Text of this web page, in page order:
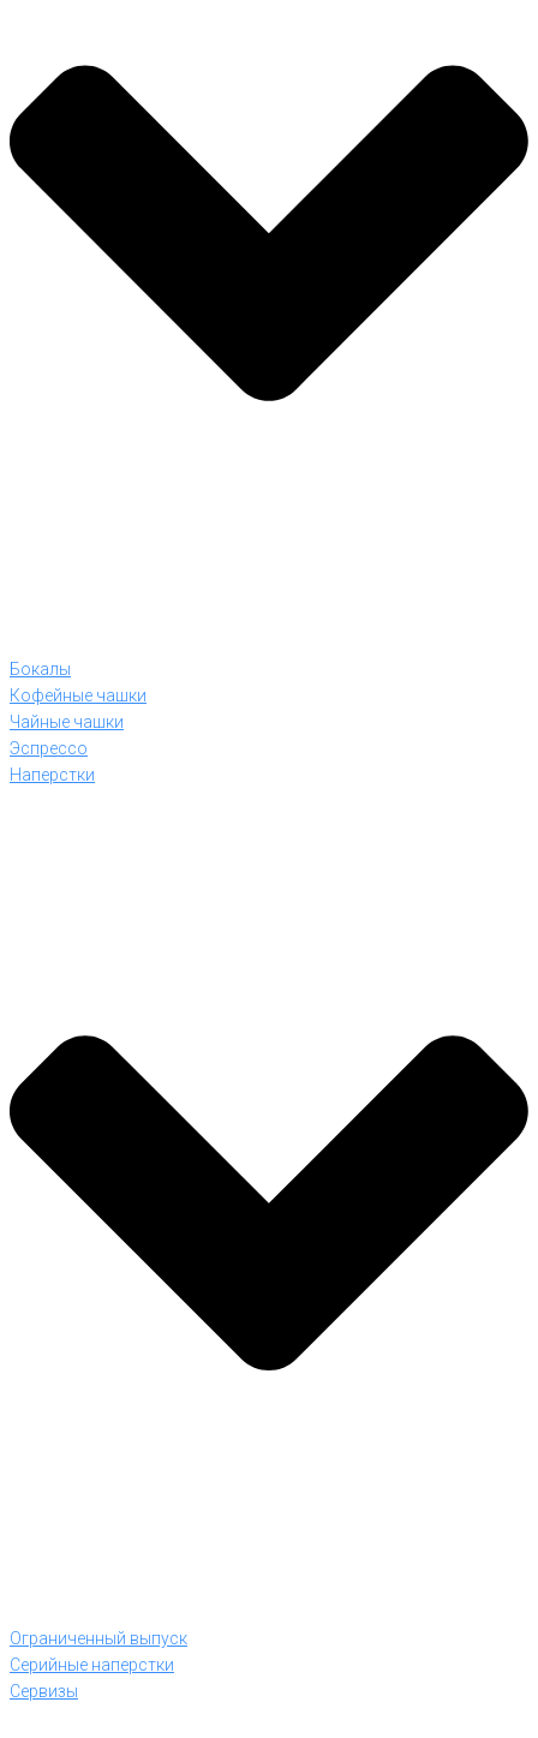
Бокалы
Кофейные чашки
Чайные чашки
Эспрессо
Наперстки
Ограниченный выпуск
Серийные наперстки
Сервизы